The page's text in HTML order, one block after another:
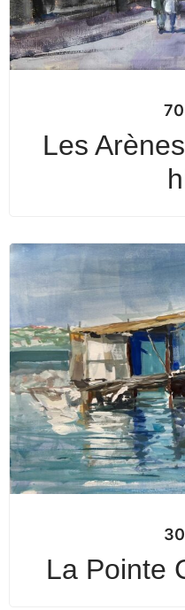
Les
La Pointe